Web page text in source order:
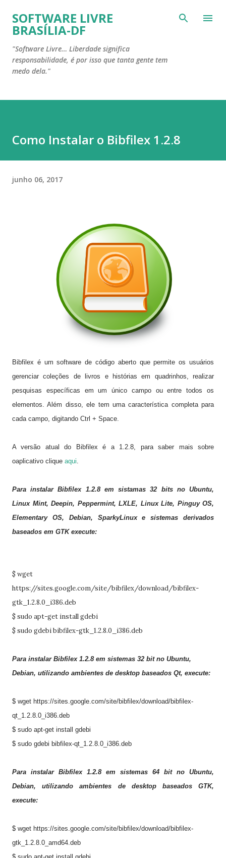
Pular para o conteúdo principal
SOFTWARE LIVRE
BRASÍLIA-DF
"Software Livre… Liberdade significa
responsabilidade, é por isso que tanta gente tem
medo dela."
Como Instalar o Bibfilex 1.2.8
junho 06, 2017
Bibfilex é um software de código aberto que permite os usuários
gerenciar coleções de livros e histórias em quadrinhos, realizar
pesquisas
específicas em um único campo ou entre
todos os
elementos. Além disso, ele tem uma característica completa para
cada campo, digitando Ctrl + Space.
A versão atual do Bibfilex é a 1.2.8, para saber mais sobre
oaplicativo clique aqui.
Parainstalar Bibfilex 1.2.8 em sistamas 32 bits no Ubuntu,
Linux Mint, Deepin, Peppermint, LXLE, Linux Lite, Pinguy OS,
Elementary OS, Debian, SparkyLinuxe sistemas derivados
baseados em GTK execute:
$ wget
https://sites.google.com/site/bibfilex/download/bibfilex-
gtk_1.2.8.0_i386.deb
$ sudo apt-get install gdebi
$ sudo gdebi bibfilex-gtk_1.2.8.0_i386.deb
Para instalar Bibfilex 1.2.8 em sistemas 32 bit no Ubuntu,
Debian, utilizando ambientes de desktop baseados Qt, execute:
$ wget https://sites.google.com/site/bibfilex/download/bibfilex-
qt_1.2.8.0_i386.deb
$ sudo apt-get install gdebi
$ sudo gdebi bibfilex-qt_1.2.8.0_i386.deb
Para instalar Bibfilex 1.2.8 em sistemas 64 bit no Ubuntu,
Debian, utilizando ambientes de desktop baseados GTK,
execute:
$ wget https://sites.google.com/site/bibfilex/download/bibfilex-
gtk_1.2.8.0_amd64.deb